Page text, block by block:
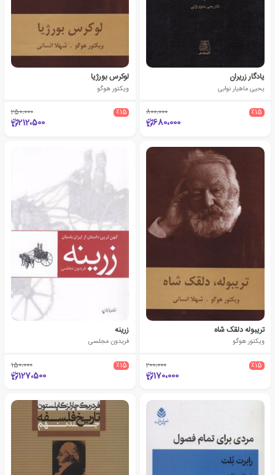
یادگار زریران
یحیی ماهیار نوابی
٪15 800،000
680،000
لوکرس بورژیا
ویکتور هوگو
٪15 250،000
212،500
تریبوله دلقک شاه
ویکتور هوگو
٪15 200،000
170،000
زرینه
فریدون مجلسی
٪15 150،000
127،500